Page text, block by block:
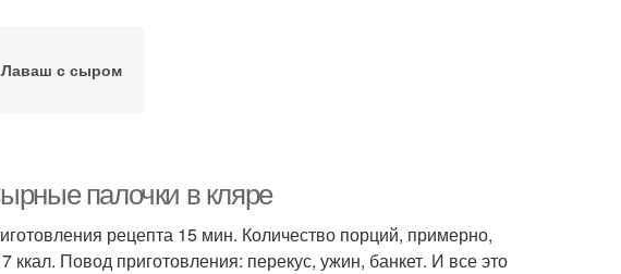
Лаваш с сыром
палочки в кляре
рецепта 15 мин. Количество порций, примерно,
Повод приготовления: перекус, ужин, банкет. И все это